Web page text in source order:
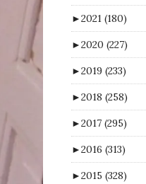
►2021 (180)
►2020 (227)
►2019 (233)
►2018 (258)
►2017 (295)
►2016 (313)
►2015 (328)